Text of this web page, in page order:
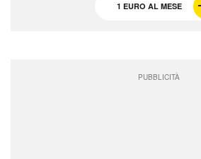
1 EURO AL MESE
PUBBLICITÀ